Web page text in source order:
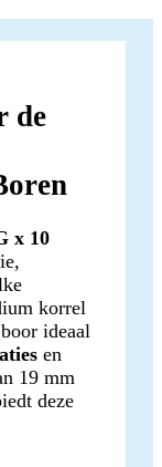
de
x 10
korrel
ideaal
en
19 mm
deze